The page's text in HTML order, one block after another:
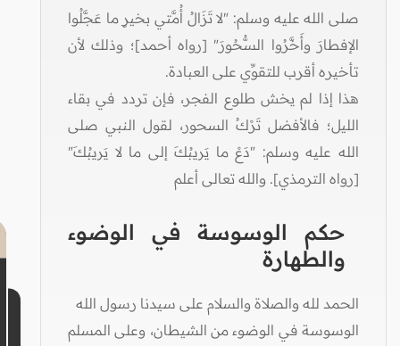
صلى الله عليه وسلم: "لا تَزَالُ أُمَّتي بخيرٍ ما عَجَّلُوا
الإفطارَ وأَخَّرُوا السُّحُورَ" [رواه أحمد]؛ وذلك لأن
تأخيره أقرب للتقوِّي على العبادة.
هذا إذا لم يخش طلوع الفجر، فإن تردد في بقاء
الليل؛ فالأفضل تَرْكُ السحور، لقول النبي صلى
الله عليه وسلم: "دَعْ ما يَريبُكَ إلى ما لا يَريبُكَ"
[رواه الترمذي]. والله تعالى أعلم
حكم الوسوسة في الوضوء
والطهارة
الحمد لله والصلاة والسلام على سيدنا رسول الله
الوسوسة في الوضوء من الشيطان، وعلى المسلم